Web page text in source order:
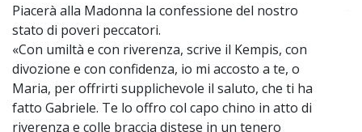
Piacerà alla Madonna la confessione del nostro
stato di poveri peccatori.
«Con umiltà e con riverenza, scrive il Kempis, con
divozione e con confidenza, io mi accosto a te, o
Maria, per offrirti supplichevole il saluto, che ti ha
fatto Gabriele. Te lo offro col capo chino in atto di
riverenza e colle braccia distese in un tenero